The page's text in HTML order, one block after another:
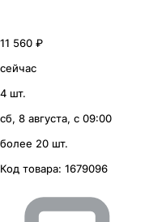
11 560 ₽
сейчас
4 шт.
сб, 8 августа, с 09:00
более 20 шт.
Код товара: 1679096